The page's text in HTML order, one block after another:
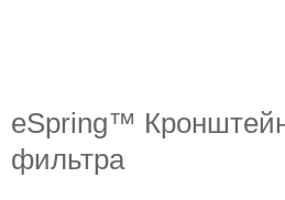
eSpring™
фильтра